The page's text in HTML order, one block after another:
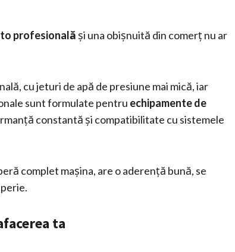
profesională și una obișnuită din comerț nu ar
cu jeturi de apă de presiune mai mică, iar
sunt formulate pentru echipamente de
constantă și compatibilitate cu sistemele
complet mașina, are o aderență bună, se
ta